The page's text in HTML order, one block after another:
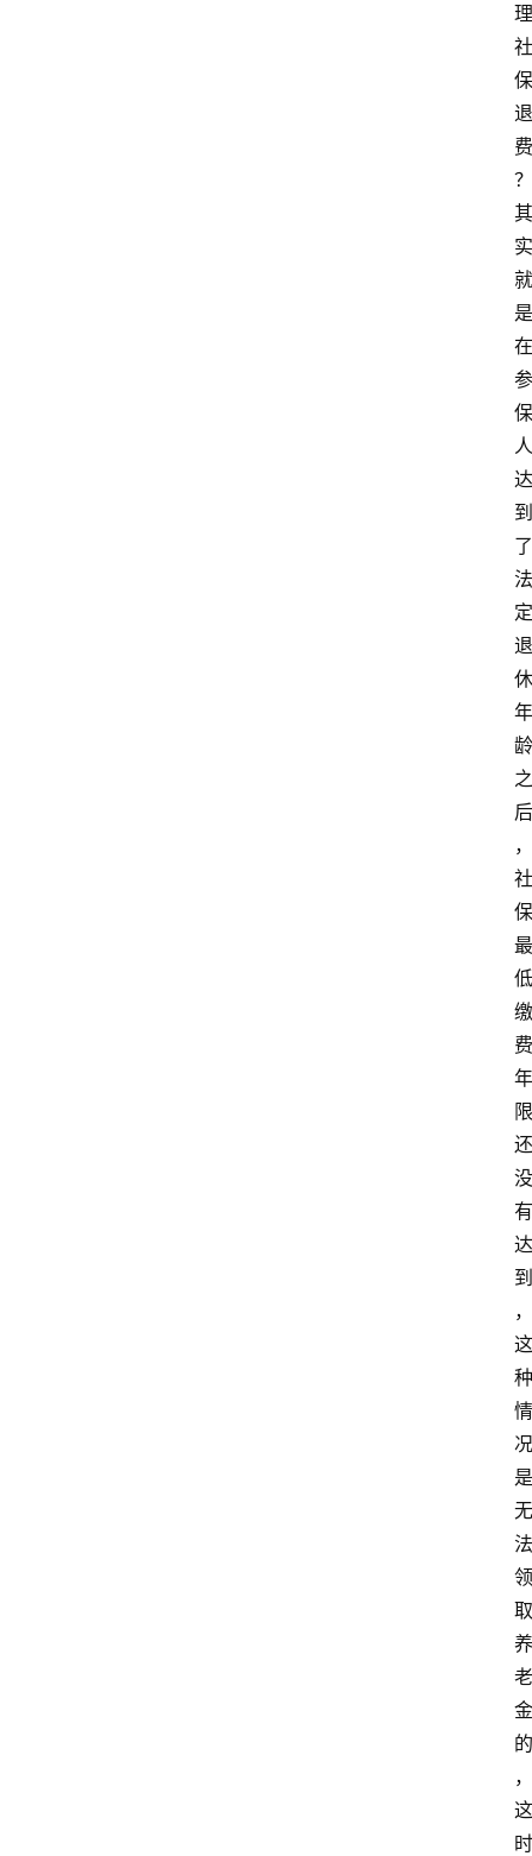
理
社
保
退
费
？
其
实
就
是
在
参
保
人
达
到
了
法
定
退
休
年
龄
之
后
，
社
保
最
低
缴
费
年
限
还
没
有
达
到
，
这
种
情
况
是
无
法
领
取
养
老
金
的
，
这
时